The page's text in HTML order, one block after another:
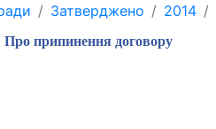
Затверджено 2014
Про припинення договору